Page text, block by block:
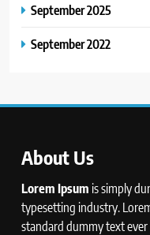
September 2025
September 2022
About Us
Lorem Ipsum is simply
typesetting industry.
standard dummy text ever